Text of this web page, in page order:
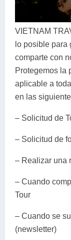
VIETNAM
lo posible para
comparte con
Protegemos la
aplicable a
en las
– Solicitud de
– Solicitud de
– Realizar una
– Cuando
Tour
– Cuando se
(newsletter)